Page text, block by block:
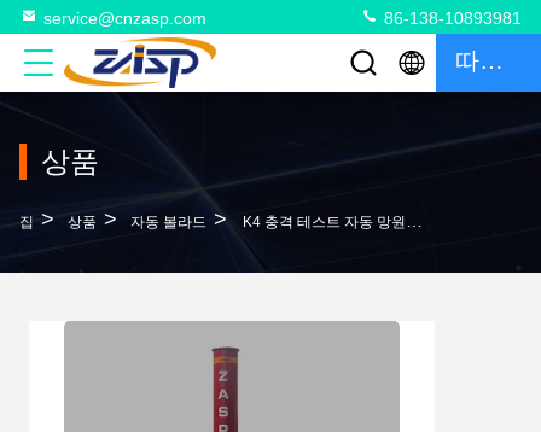
service@cnzasp.com 86-138-10893981
따옴표
상품
집 > 상품 > 자동 볼라드 > K4 충격 테스트 자동 망원경 안전 보러드 단일 보러드 219mm±2mm 지름